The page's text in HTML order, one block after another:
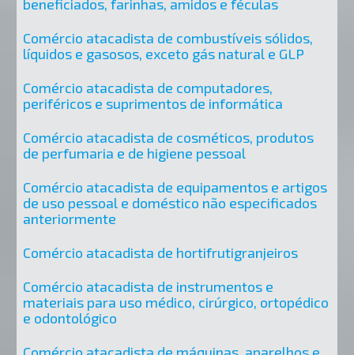
beneficiados, farinhas, amidos e féculas
Comércio atacadista de combustíveis sólidos,
líquidos e gasosos, exceto gás natural e GLP
Comércio atacadista de computadores,
periféricos e suprimentos de informática
Comércio atacadista de cosméticos, produtos
de perfumaria e de higiene pessoal
Comércio atacadista de equipamentos e artigos
de uso pessoal e doméstico não especificados
anteriormente
Comércio atacadista de hortifrutigranjeiros
Comércio atacadista de instrumentos e
materiais para uso médico, cirúrgico, ortopédico
e odontológico